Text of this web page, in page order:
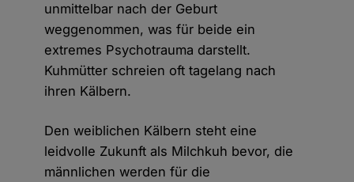
unmittelbar nach der Geburt
weggenommen, was für beide ein
extremes Psychotrauma darstellt.
Kuhmütter schreien oft tagelang nach
ihren Kälbern.
Den weiblichen Kälbern steht eine
leidvolle Zukunft als Milchkuh bevor, die
männlichen werden für die